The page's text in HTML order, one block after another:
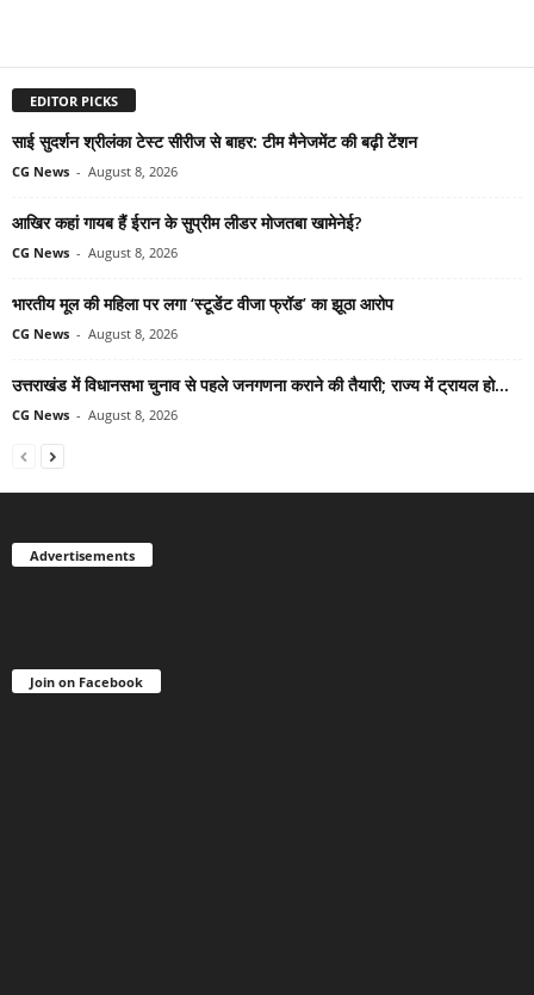
EDITOR PICKS
साई सुदर्शन श्रीलंका टेस्ट सीरीज से बाहर: टीम मैनेजमेंट की बढ़ी टेंशन
CG News - August 8, 2026
आखिर कहां गायब हैं ईरान के सुप्रीम लीडर मोजतबा खामेनेई?
CG News - August 8, 2026
भारतीय मूल की महिला पर लगा ‘स्टूडेंट वीजा फ्रॉड’ का झूठा आरोप
CG News - August 8, 2026
उत्तराखंड में विधानसभा चुनाव से पहले जनगणना कराने की तैयारी; राज्य में ट्रायल हो...
CG News - August 8, 2026
Advertisements
Join on Facebook